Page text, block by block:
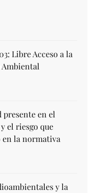
Libre Acceso a la
presente en el
el riesgo que
la normativa
y la